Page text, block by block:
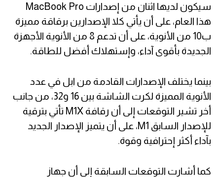
سيكون لديها اثنان من إصدارات MacBook Pro
هذا العام، على أن يأتي كلا الإصدارين برقاقة مميزة
ب10 من الأنوية، على أن تدعم 8 من الأنوية الأجهزة
الجديدة بأقوى آداء، وإستهلاك أفضل للطاقة.
بينما يختلف الإصدارات القادمة من ابل في عدد
الأنوية المميزة لكرت الشاشة بين 16 و32، من جانب
أخر تشير التوقعات إلى أن رقافة M1X تأتي بترقية
للإصدار السابق M1، على أن يتميز الإصدار الجديد
بآداء أكثر إحترافية وقوة.
كما أشارت التوقعات السابقة إلى أن جهاز